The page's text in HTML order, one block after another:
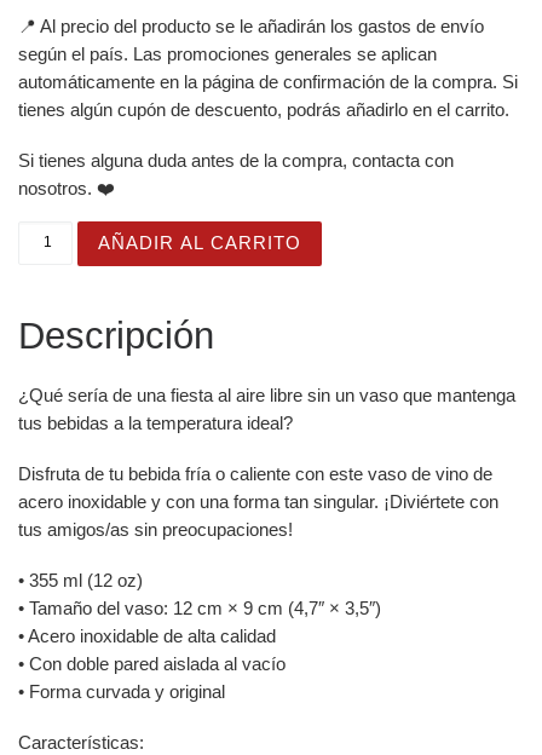
📍 Al precio del producto se le añadirán los gastos de envío
según el país. Las promociones generales se aplican
automáticamente en la página de confirmación de la compra. Si
tienes algún cupón de descuento, podrás añadirlo en el carrito.
Si tienes alguna duda antes de la compra, contacta con
nosotros. ❤️
Ternura en un Vaso. Simpática Osita dentro de una
AÑADIR AL CARRITO
Descripción
¿Qué sería de una fiesta al aire libre sin un vaso que mantenga
tus bebidas a la temperatura ideal?
Disfruta de tu bebida fría o caliente con este vaso de vino de
acero inoxidable y con una forma tan singular. ¡Diviértete con
tus amigos/as sin preocupaciones!
• 355 ml (12 oz)
• Tamaño del vaso: 12 cm × 9 cm (4,7″ × 3,5″)
• Acero inoxidable de alta calidad
• Con doble pared aislada al vacío
• Forma curvada y original
Características: